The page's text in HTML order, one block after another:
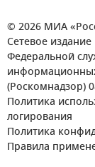
© 2026 МИА
Сетевое
Федеральной
(Роскомнадзор)
Политика
логирования
Политика
Правила